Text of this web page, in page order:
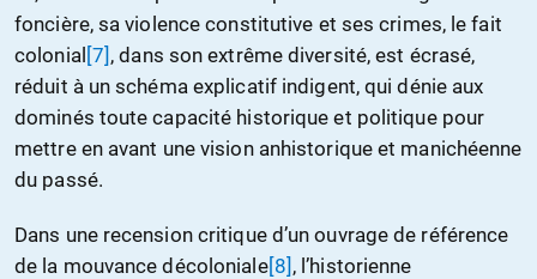
foncière, sa violence constitutive et ses crimes, le fait
colonial [7] , dans son extrême diversité, est écrasé,
réduit à un schéma explicatif indigent, qui dénie aux
dominés toute capacité historique et politique pour
mettre en avant une vision anhistorique et manichéenne
du passé.
Dans une recension critique d’un ouvrage de référence
de la mouvance décoloniale[8] , l’historienne